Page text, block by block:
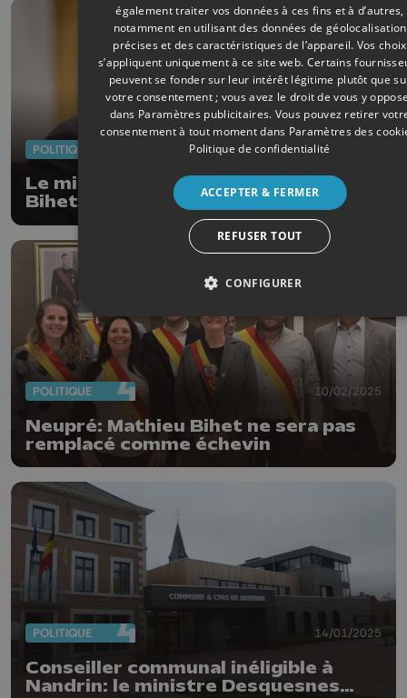
POLITIQUE 20/03/2025
Le ministre de l'Energie Mathieu
Bihet nouveau président provincial
POLITIQUE 10/02/2025
Neupré: Mathieu Bihet ne sera pas
remplacé comme échevin
POLITIQUE 14/01/2025
Conseiller communal inéligible à
Nandrin: le ministre Desquesnes
également traiter vos données à ces fins et à d’autres,
notamment en utilisant des données de géolocalisation
précises et des caractéristiques de l’appareil. Vos choix
s’appliquent uniquement à ce site web. Certains
peuvent se fonder sur leur intérêt légitime plutôt que
votre consentement ; vous avez le droit de vous y
dans Paramètres publicitaires. Vous pouvez retirer
consentement à tout moment dans Paramètres des
Politique de confidentialité
ACCEPTER & FERMER
REFUSER TOUT
CONFIGURER